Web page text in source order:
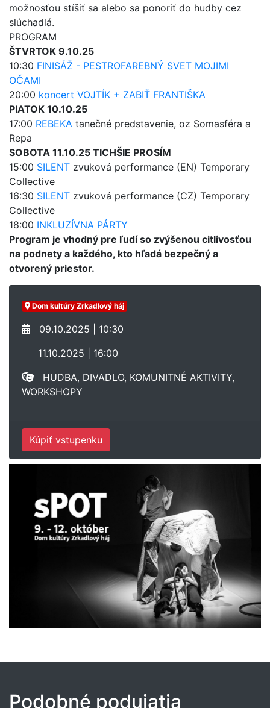
možnosťou stíšiť sa alebo sa ponoriť do hudby cez
slúchadlá.
PROGRAM
ŠTVRTOK 9.10.25
10:30 FINISÁŽ - PESTROFAREBNÝ SVET MOJIMI
OČAMI
20:00 koncert VOJTÍK + ZABIŤ FRANTIŠKA
PIATOK 10.10.25
17:00 REBEKA tanečné predstavenie, oz Somasféra a
Repa
SOBOTA 11.10.25 TICHŠIE PROSÍM
15:00 SILENT zvuková performance (EN) Temporary
Collective
16:30 SILENT zvuková performance (CZ) Temporary
Collective
18:00 INKLUZÍVNA PÁRTY
Program je vhodný pre ľudí so zvýšenou citlivosťou
na podnety a každého, kto hľadá bezpečný a
otvorený priestor.
Dom kultúry Zrkadlový háj
09.10.2025 | 10:30
11.10.2025 | 16:00
HUDBA, DIVADLO, KOMUNITNÉ AKTIVITY,
WORKSHOPY
Kúpiť vstupenku
Podobné podujatia